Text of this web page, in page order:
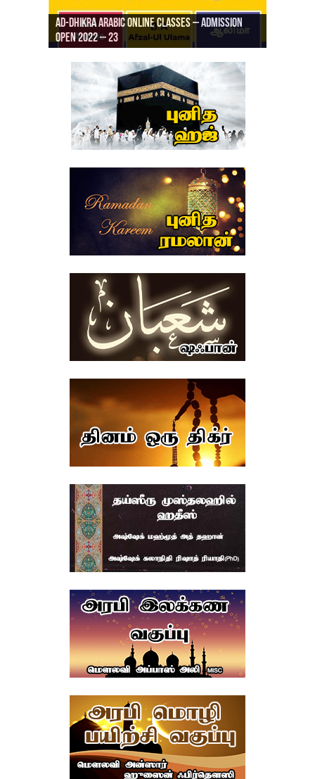
Ad-Dhikra Arabic Online Classes – Admission
Open 2022 – 23
Ad-Dhikra Arabic Online Classes – BA Arabic
AD DHIKRA ARABIC COLLEGE ADMISSION
ரியாத் ஜும்ஆ தமிழாக்கம், Jamia Al Hajiri
Masjid (Kuwait Masjid), Malaz, Riyadh